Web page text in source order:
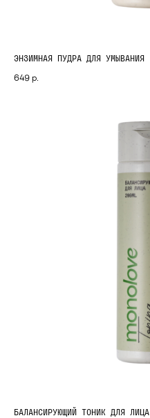
ЭНЗИМНАЯ ПУДРА ДЛЯ УМЫВАНИЯ
649р.
БАЛАНСИРУЮЩИЙ ТОНИК ДЛЯ ЛИЦА